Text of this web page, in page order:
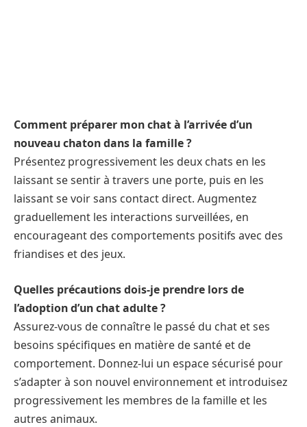
Comment préparer mon chat à l’arrivée d’un
nouveau chaton dans la famille ?
Présentez progressivement les deux chats en les
laissant se sentir à travers une porte, puis en les
laissant se voir sans contact direct. Augmentez
graduellement les interactions surveillées, en
encourageant des comportements positifs avec des
friandises et des jeux.
Quelles précautions dois-je prendre lors de
l’adoption d’un chat adulte ?
Assurez-vous de connaître le passé du chat et ses
besoins spécifiques en matière de santé et de
comportement. Donnez-lui un espace sécurisé pour
s’adapter à son nouvel environnement et introduisez
progressivement les membres de la famille et les
autres animaux.